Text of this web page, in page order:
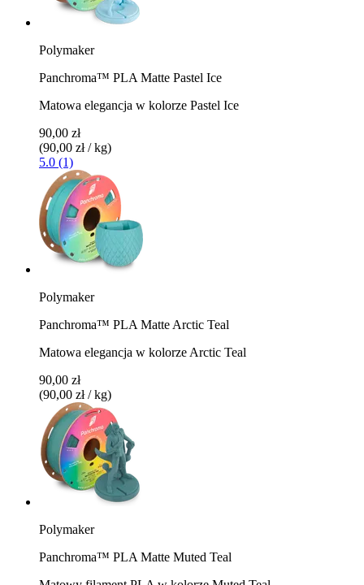
Polymaker
Panchroma™ PLA Matte Pastel Ice
Matowa elegancja w kolorze Pastel Ice
90,00 zł
(90,00 zł / kg)
5.0 (1)
Polymaker
Panchroma™ PLA Matte Arctic Teal
Matowa elegancja w kolorze Arctic Teal
90,00 zł
(90,00 zł / kg)
Polymaker
Panchroma™ PLA Matte Muted Teal